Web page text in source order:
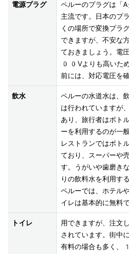
電源プラグ
ペルーのプラグは「
主流です。日本のプ
くの場所で変換プラ
できますが、不安な
ておきましょう。
00Vよりも高いた
飲水
ペルーの水道水は、
は行われていますが
あり、旅行者はボト
ーを利用するのが一
レストランではボト
ており、スーパーや
す。うがいや歯磨き
りの飲料水を利用す
ペルーでは、ホテル
トイレ
用できますが、注文
されています。街中
有料の場合も多く